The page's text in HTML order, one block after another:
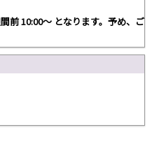
前 10:00～ となります。予め、ご